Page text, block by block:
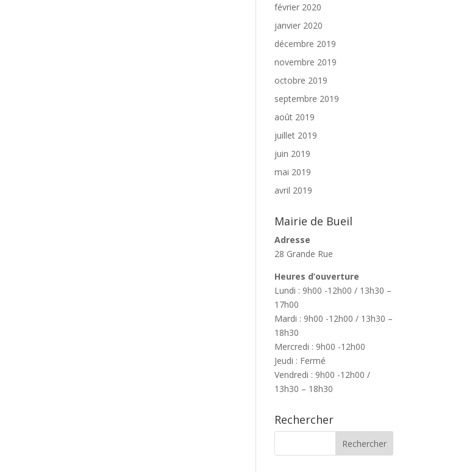
février 2020
janvier 2020
décembre 2019
novembre 2019
octobre 2019
septembre 2019
août 2019
juillet 2019
juin 2019
mai 2019
avril 2019
Mairie de Bueil
Adresse
28 Grande Rue
Heures d’ouverture
Lundi : 9h00 -12h00 / 13h30 –
17h00
Mardi : 9h00 -12h00 / 13h30 –
18h30
Mercredi : 9h00 -12h00
Jeudi : Fermé
Vendredi : 9h00 -12h00 /
13h30 – 18h30
Rechercher